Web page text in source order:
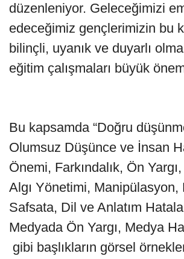
düzenleniyor. Geleceğimizi
edeceğimiz gençlerimizin bu
bilinçli, uyanık ve duyarlı
eğitim çalışmaları büyük
Bu kapsamda “Doğru
Olumsuz Düşünce ve İnsan
Önemi, Farkındalık, Ön
Algı Yönetimi, Manipülasyon,
Safsata, Dil ve Anlatım
Medyada Ön Yargı, Medya
gibi başlıkların görsel